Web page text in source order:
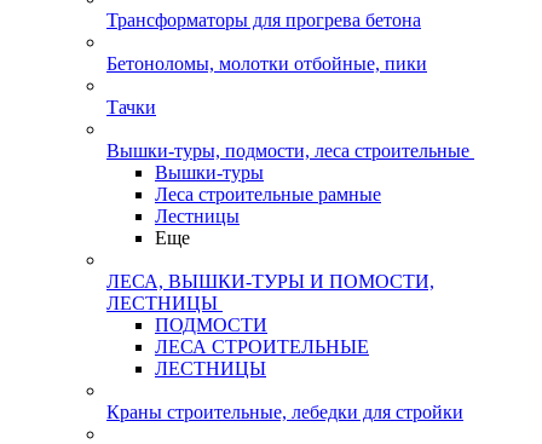
Трансформаторы для прогрева бетона
Бетоноломы, молотки отбойные, пики
Тачки
Вышки-туры, подмости, леса строительные
Вышки-туры
Леса строительные рамные
Лестницы
Еще
ЛЕСА, ВЫШКИ-ТУРЫ И ПОМОСТИ,
ЛЕСТНИЦЫ
ПОДМОСТИ
ЛЕСА СТРОИТЕЛЬНЫЕ
ЛЕСТНИЦЫ
Краны строительные, лебедки для стройки